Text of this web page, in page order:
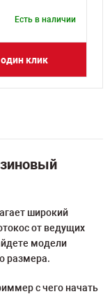
Есть в наличии
клик
широкий
от ведущих
модели
размера.
с чего начать